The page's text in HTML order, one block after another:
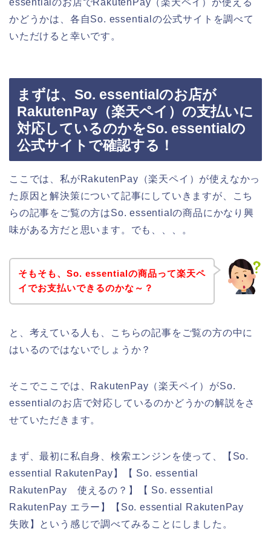
essentialのお店でRakutenPay（楽天ペイ）が使える
かどうかは、各自So. essentialの公式サイトを調べて
いただけると幸いです。
まずは、So. essentialのお店が
RakutenPay（楽天ペイ）の支払いに
対応しているのかをSo. essentialの
公式サイトで確認する！
ここでは、私がRakutenPay（楽天ペイ）が使えなかっ
た原因と解決策について記事にしていきますが、こち
らの記事をご覧の方はSo. essentialの商品にかなり興
味がある方だと思います。でも、、、。
そもそも、So. essentialの商品って楽天ペ
イでお支払いできるのかな～？
と、考えている人も、こちらの記事をご覧の方の中に
はいるのではないでしょうか？
そこでここでは、RakutenPay（楽天ペイ）がSo.
essentialのお店で対応しているのかどうかの解説をさ
せていただきます。
まず、最初に私自身、検索エンジンを使って、【So.
essential RakutenPay】【 So. essential
RakutenPay 使えるの？】【 So. essential
RakutenPay エラー】【So. essential RakutenPay
失敗】という感じで調べてみることにしました。